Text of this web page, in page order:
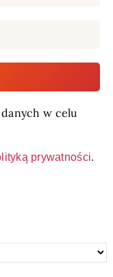
w celu
prywatności.